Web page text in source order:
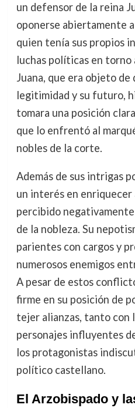
un defensor de la reina
oponerse abiertamente
quien tenía sus propios
luchas políticas en torno
Juana, que era objeto de
legitimidad y su futuro,
tomara una posición
que lo enfrentó al
nobles de la corte.
Además de sus intrigas
un interés en
percibido
de la nobleza. Su
parientes con cargos y
numerosos enemigos
A pesar de estos
firme en su posición de
tejer alianzas, tanto con
personajes influyentes
los protagonistas
político castellano.
El Arzobispado y